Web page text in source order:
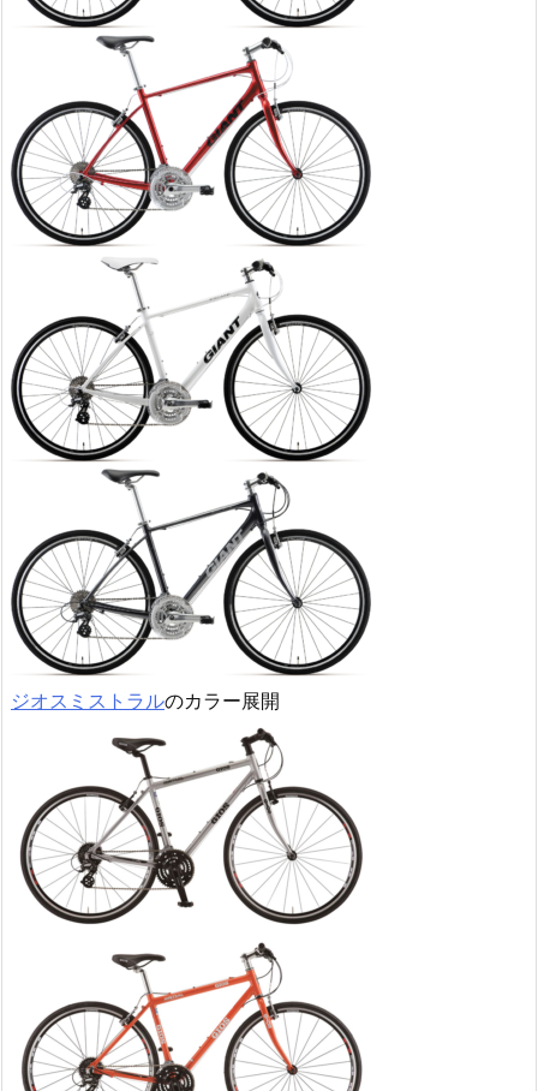
ジオスミストラルのカラー展開